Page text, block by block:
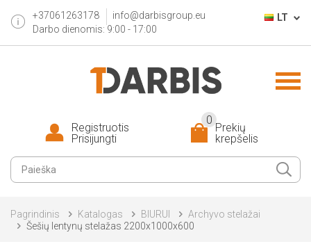
+37061263178
info@darbisgroup.eu
Darbo dienomis: 9:00 - 17:00
LT
Prekių
krepšelis
0
Registruotis
Prisijungti
Pagrindinis Katalogas BIURUI
Archyvo stelažai
Šešių lentynų stelažas 2200x1000x600